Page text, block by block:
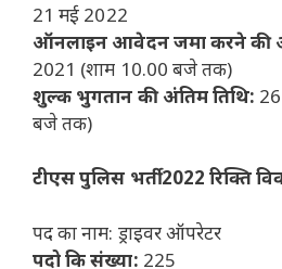
21 मई 2022
ऑनलाइन आवेदन जमा करने की
2021 (शाम 10.00 बजे तक)
शुल्क भुगतान की अंतिम तिथि:
बजे तक)
टीएस पुलिस भर्ती 2022 रिक्ति
पद का नाम: ड्राइवर ऑपरेटर
पदो कि संख्या: 225